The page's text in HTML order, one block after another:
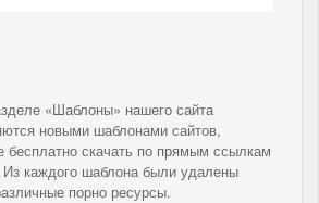
«Шаблоны» нашего сайта
новыми шаблонами сайтов,
бесплатно скачать по прямым ссылкам
Из каждого шаблона были удалены
порно ресурсы.